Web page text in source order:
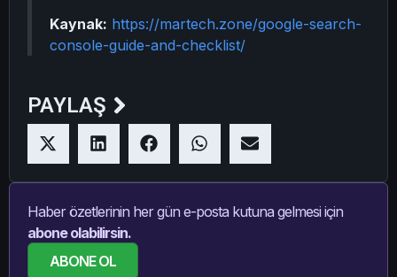
Kaynak: https://martech.zone/google-search-
console-guide-and-checklist/
PAYLAŞ
Haber özetlerinin her gün e-posta kutuna gelmesi için
abone olabilirsin.
ABONE OL